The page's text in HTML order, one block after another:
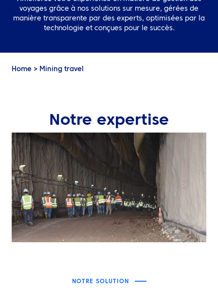
Contactez nous
voyages grâce à nos solutions sur mesure, gérées de
manière transparente par des experts, optimisées par la
technologie et conçues pour le succès.
Home > Mining travel
Notre expertise
NOTRE SOLUTION